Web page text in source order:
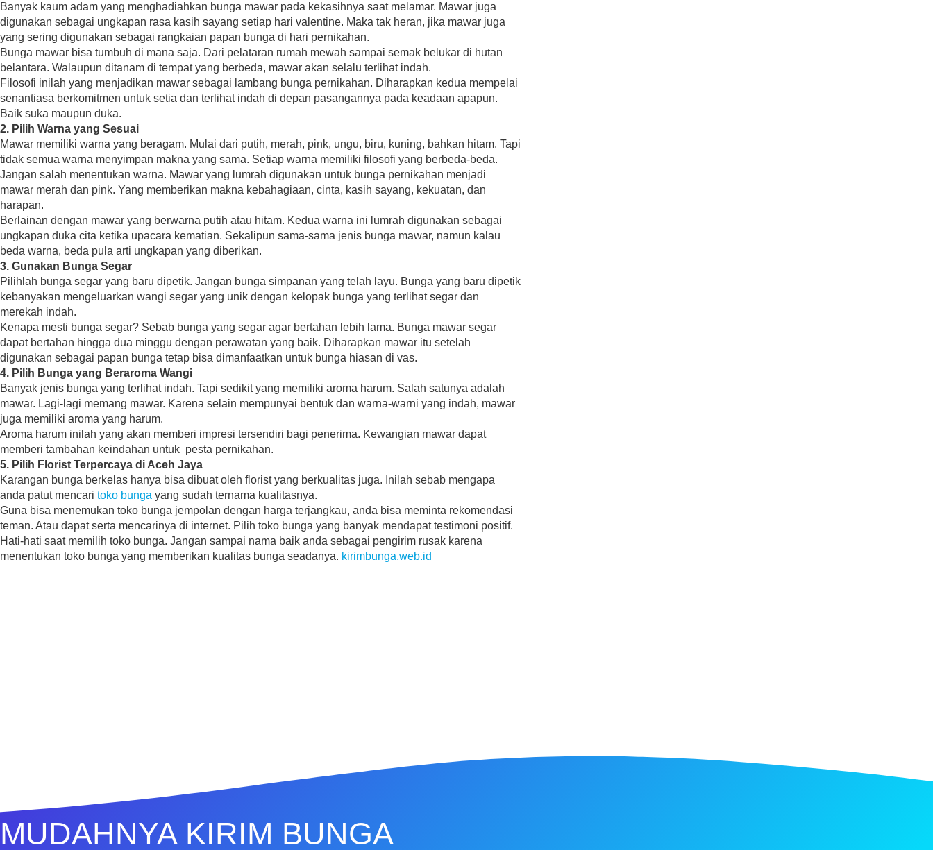
Banyak kaum adam yang menghadiahkan bunga mawar pada kekasihnya saat melamar. Mawar juga
digunakan sebagai ungkapan rasa kasih sayang setiap hari valentine. Maka tak heran, jika mawar juga
yang sering digunakan sebagai rangkaian papan bunga di hari pernikahan.
Bunga mawar bisa tumbuh di mana saja. Dari pelataran rumah mewah sampai semak belukar di hutan
belantara. Walaupun ditanam di tempat yang berbeda, mawar akan selalu terlihat indah.
Filosofi inilah yang menjadikan mawar sebagai lambang bunga pernikahan. Diharapkan kedua mempelai
senantiasa berkomitmen untuk setia dan terlihat indah di depan pasangannya pada keadaan apapun.
Baik suka maupun duka.
2. Pilih Warna yang Sesuai
Mawar memiliki warna yang beragam. Mulai dari putih, merah, pink, ungu, biru, kuning, bahkan hitam. Tapi
tidak semua warna menyimpan makna yang sama. Setiap warna memiliki filosofi yang berbeda-beda.
Jangan salah menentukan warna. Mawar yang lumrah digunakan untuk bunga pernikahan menjadi
mawar merah dan pink. Yang memberikan makna kebahagiaan, cinta, kasih sayang, kekuatan, dan
harapan.
Berlainan dengan mawar yang berwarna putih atau hitam. Kedua warna ini lumrah digunakan sebagai
ungkapan duka cita ketika upacara kematian. Sekalipun sama-sama jenis bunga mawar, namun kalau
beda warna, beda pula arti ungkapan yang diberikan.
3. Gunakan Bunga Segar
Pilihlah bunga segar yang baru dipetik. Jangan bunga simpanan yang telah layu. Bunga yang baru dipetik
kebanyakan mengeluarkan wangi segar yang unik dengan kelopak bunga yang terlihat segar dan
merekah indah.
Kenapa mesti bunga segar? Sebab bunga yang segar agar bertahan lebih lama. Bunga mawar segar
dapat bertahan hingga dua minggu dengan perawatan yang baik. Diharapkan mawar itu setelah
digunakan sebagai papan bunga tetap bisa dimanfaatkan untuk bunga hiasan di vas.
4. Pilih Bunga yang Beraroma Wangi
Banyak jenis bunga yang terlihat indah. Tapi sedikit yang memiliki aroma harum. Salah satunya adalah
mawar. Lagi-lagi memang mawar. Karena selain mempunyai bentuk dan warna-warni yang indah, mawar
juga memiliki aroma yang harum.
Aroma harum inilah yang akan memberi impresi tersendiri bagi penerima. Kewangian mawar dapat
memberi tambahan keindahan untuk pesta pernikahan.
5. Pilih Florist Terpercaya di Aceh Jaya
Karangan bunga berkelas hanya bisa dibuat oleh florist yang berkualitas juga. Inilah sebab mengapa
anda patut mencari toko bunga yang sudah ternama kualitasnya.
Guna bisa menemukan toko bunga jempolan dengan harga terjangkau, anda bisa meminta rekomendasi
teman. Atau dapat serta mencarinya di internet. Pilih toko bunga yang banyak mendapat testimoni positif.
Hati-hati saat memilih toko bunga. Jangan sampai nama baik anda sebagai pengirim rusak karena
menentukan toko bunga yang memberikan kualitas bunga seadanya. kirimbunga.web.id
MUDAHNYA KIRIM BUNGA